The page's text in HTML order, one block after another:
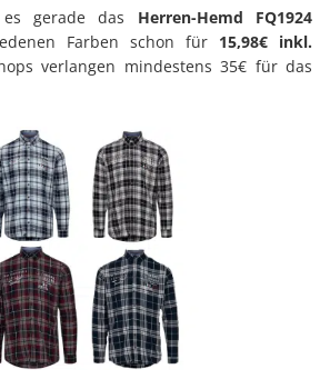
gerade das Herren-Hemd FQ1924
Farben schon für 15,98€ inkl.
verlangen mindestens 35€ für das